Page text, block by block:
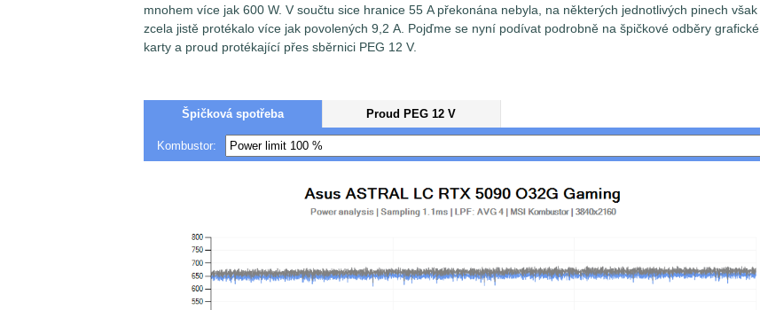
mnohem více jak 600 W. V součtu sice hranice 55 A překonána nebyla, na některých jednotlivých pinech však
zcela jistě protékalo více jak povolených 9,2 A. Pojďme se nyní podívat podrobně na špičkové odběry grafické
karty a proud protékající přes sběrnici PEG 12 V.
Špičková spotřeba Proud PEG 12 V
Kombustor: